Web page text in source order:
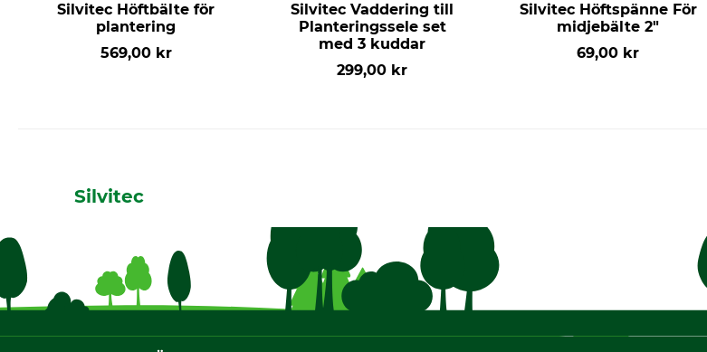
Silvitec Höftbälte för
plantering
569,00 kr
Silvitec Vaddering till
Planteringssele set
med 3 kuddar
299,00 kr
Silvitec Höftspänne För
midjebälte 2"
69,00 kr
Silvitec